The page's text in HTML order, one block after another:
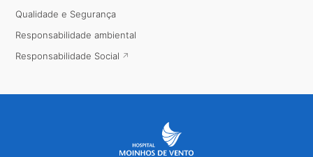
Qualidade e Segurança
Responsabilidade ambiental
Responsabilidade Social